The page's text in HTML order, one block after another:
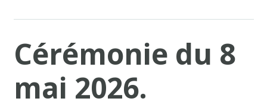
Cérémonie du 8
mai 2026.